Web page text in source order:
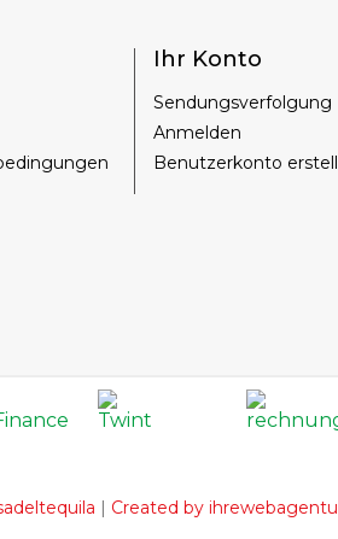
Ihr Konto
Sendungsverfolgung
Anmelden
Benutzerkonto
| Created by